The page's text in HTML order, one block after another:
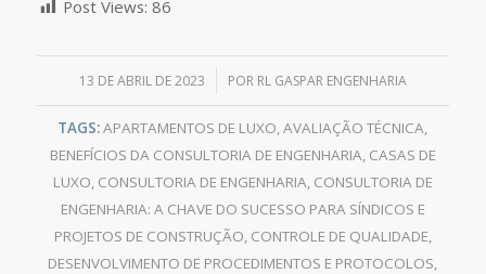
Post Views: 86
13 DE ABRIL DE 2023
/ POR RL GASPAR ENGENHARIA
TAGS:APARTAMENTOS DE LUXO,AVALIAÇÃO TÉCNICA,
BENEFÍCIOS DA CONSULTORIA DE ENGENHARIA, CASAS DE
LUXO, CONSULTORIA DE ENGENHARIA, CONSULTORIA DE
ENGENHARIA: A CHAVE DO SUCESSO PARA SÍNDICOS E
PROJETOS DE CONSTRUÇÃO, CONTROLE DE QUALIDADE,
DESENVOLVIMENTO DE PROCEDIMENTOS E PROTOCOLOS,